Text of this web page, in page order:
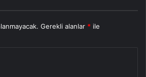
Gerekli alanlar * ile